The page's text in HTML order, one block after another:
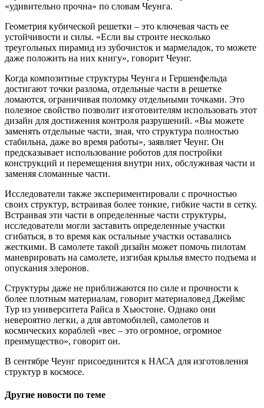
«удивительно прочна» по словам Чеунга.
Геометрия кубической решетки – это ключевая часть ее
устойчивости и силы. «Если вы строите несколько
треугольных пирамид из зубочисток и мармеладок, то можете
даже положить на них книгу», говорит Чеунг.
Когда композитные структуры Чеунга и Гершенфельда
достигают точки разлома, отдельные части в решетке
ломаются, ограничивая поломку отдельными точками. Это
полезное свойство позволит изготовителям использовать этот
дизайн для достижения контроля разрушений. «Вы можете
заменять отдельные части, зная, что структура полностью
стабильна, даже во время работы», заявляет Чеунг. Он
предсказывает использование роботов для постройки
конструкций и перемещения внутри них, обслуживая части и
заменяя сломанные части.
Исследователи также экспериментировали с прочностью
своих структур, встраивая более тонкие, гибкие части в сетку.
Встраивая эти части в определенные части структуры,
исследователи могли заставить определенные участки
сгибаться, в то время как остальные участки оставались
жесткими. В самолете такой дизайн может помочь пилотам
маневрировать на самолете, изгибая крылья вместо подъема и
опускания элеронов.
Структуры даже не приближаются по силе и прочности к
более плотным материалам, говорит материаловед Джеймс
Тур из университета Райса в Хьюстоне. Однако они
невероятно легки, а для автомобилей, самолетов и
космических кораблей «вес – это огромное, огромное
преимущество», говорит он.
В сентябре Чеунг присоединится к НАСА для изготовления
структур в космосе.
Другие новости по теме